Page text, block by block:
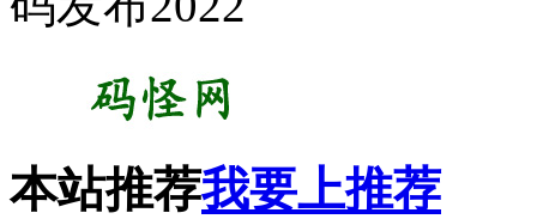
本站推荐我要上推荐